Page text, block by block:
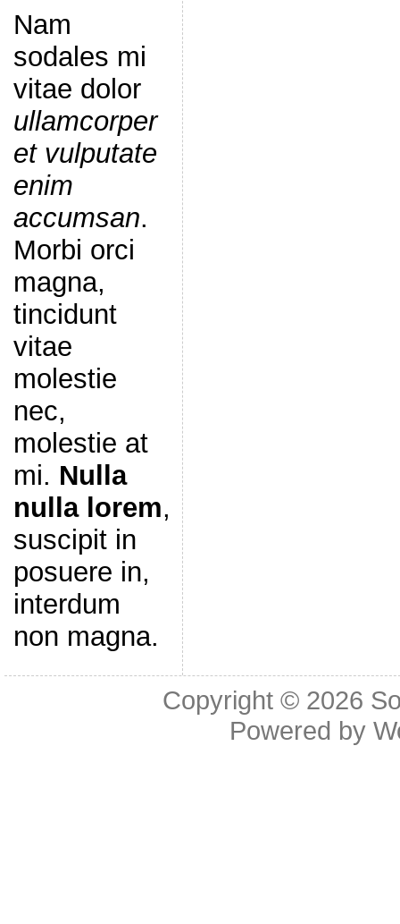
Nam
sodales mi
vitae dolor
ullamcorper
et vulputate
enim
accumsan.
Morbi orci
magna,
tincidunt
vitae
molestie
nec,
molestie at
mi. Nulla
nulla lorem,
suscipit in
posuere in,
interdum
non magna.
Copyright © 2026
Powered by